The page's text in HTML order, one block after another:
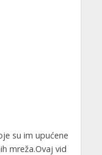
su im upućene
mreža.Ovaj vid